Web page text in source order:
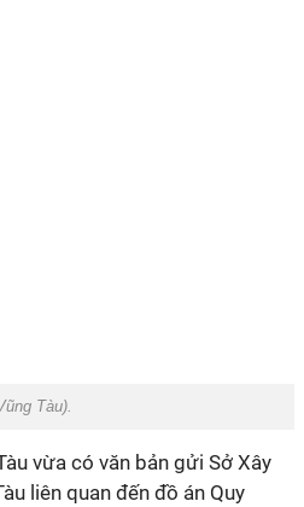
Tàu).
vừa có văn bản gửi Sở Xây
liên quan đến đồ án Quy